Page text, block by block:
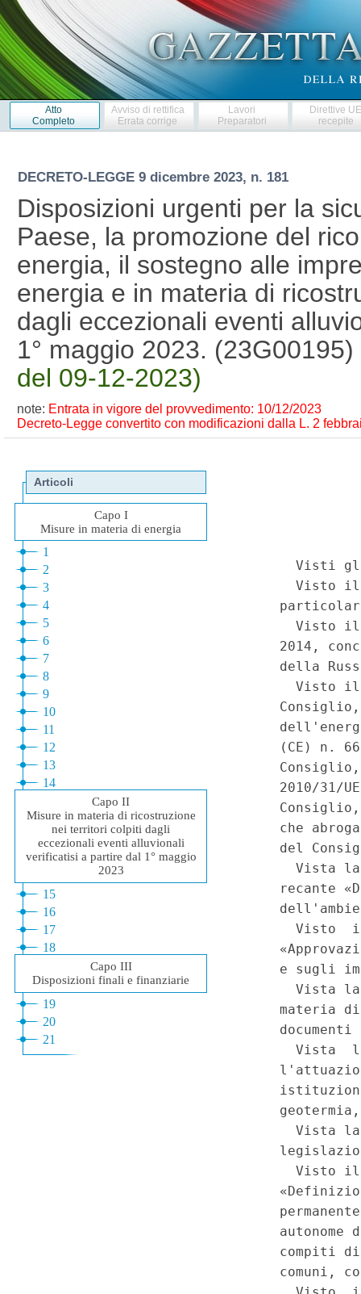
Atto
Completo
Avviso di rettifica
Errata corrige
Lavori
Preparatori
Direttive
recepite
DECRETO-LEGGE 9 dicembre 2023, n. 181
Disposizioni urgenti per la
Paese, la promozione del
energia, il sostegno alle
energia e in materia di
dagli eccezionali eventi
1° maggio 2023. (23G00195)
del 09-12-2023)
note: Entrata in vigore del provvedimento: 10/12/2023
Decreto-Legge convertito con modificazioni dalla L. 2